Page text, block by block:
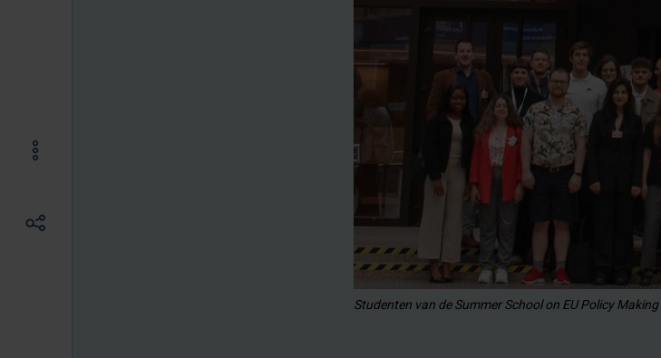
Studenten van de Summer School on EU Policy Making